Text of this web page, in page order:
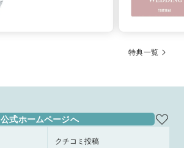
特典一覧
公式ホームページへ
クチコミ投稿